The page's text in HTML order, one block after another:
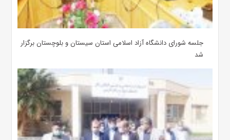
جلسه شورای دانشگاه آزاد اسلامی استان سیستان و بلوچستان برگزار
شد